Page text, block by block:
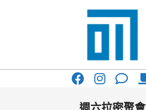
017
週六拉密聚會